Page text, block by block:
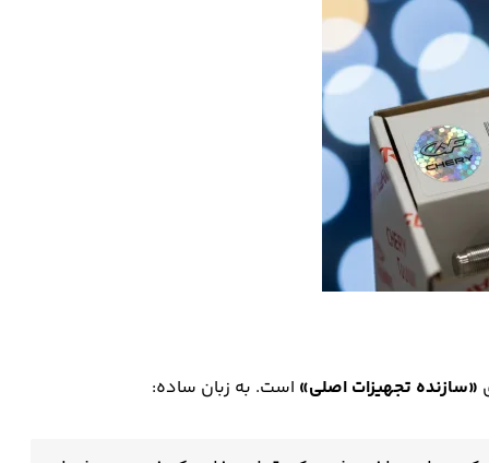
«سازنده تجهیزات اصلی» است. به زبان ساده: